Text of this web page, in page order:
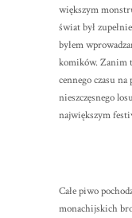
większym
świat był
byłem
komików. Zanim
cennego czasu
nieszczęsnego
największym
Całe piwo
monachijskich